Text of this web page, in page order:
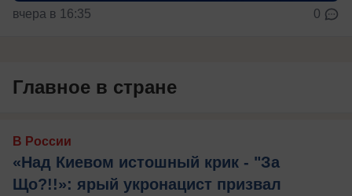
вчера в 16:35 0
Главное в стране
В России
«Над Киевом истошный крик - "За
Що?!!»: ярый укронацист призвал